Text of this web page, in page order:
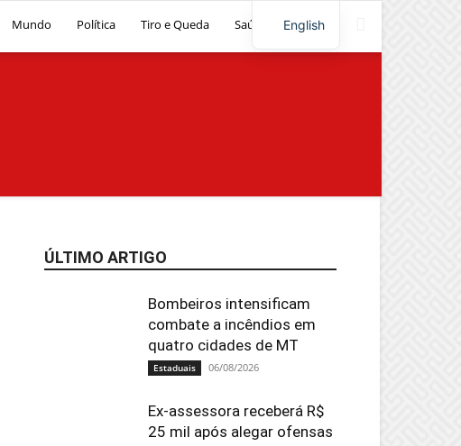
Mundo Política Tiro e Queda Saúde Artigos
ÚLTIMO ARTIGO
Bombeiros intensificam
combate a incêndios em
quatro cidades de MT
Estaduais 06/08/2026
Ex-assessora receberá R$
25 mil após alegar ofensas
English